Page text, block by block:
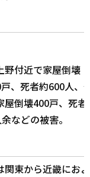
野付近で家屋倒壊
、死者約600人、
屋倒壊400戸、死者
などの被害。
関東から近畿におよ